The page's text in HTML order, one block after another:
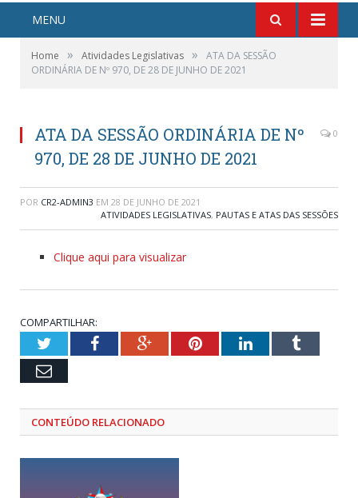
MENU
Home » Atividades Legislativas »
ATA DA SESSÃO
ORDINÁRIA DE Nº 970, DE 28 DE JUNHO DE 2021
ATA DA SESSÃO ORDINÁRIA DE Nº
970, DE 28 DE JUNHO DE 2021
0
POR CR2-ADMIN3 EM 28 DE JUNHO DE 2021
ATIVIDADES LEGISLATIVAS, PAUTAS E ATAS DAS SESSÕES
Clique aqui para visualizar
COMPARTILHAR:
TwitterFacebookGoogle+PinterestLinkedInTumblr
Email
CONTEÚDO RELACIONADO